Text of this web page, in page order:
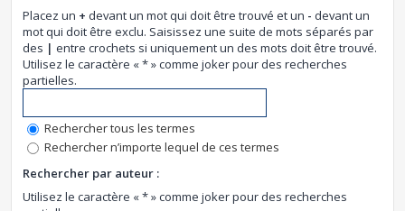
Placez un + devant un mot qui doit être trouvé et un - devant un
mot qui doit être exclu. Saisissez une suite de mots séparés par
des | entre crochets si uniquement un des mots doit être trouvé.
Utilisez le caractère « * » comme joker pour des recherches
partielles.
Rechercher tous les termes
Rechercher n’importe lequel de ces termes
Rechercher par auteur :
Utilisez le caractère « * » comme joker pour des recherches